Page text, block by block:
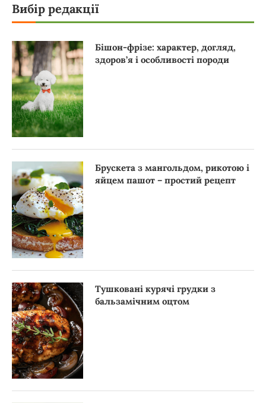
Вибір редакції
Бішон-фрізе: характер, догляд,
здоров’я і особливості породи
Брускета з мангольдом, рикотою і
яйцем пашот – простий рецепт
Тушковані курячі грудки з
бальзамічним оцтом